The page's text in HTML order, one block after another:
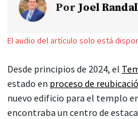
Por Joel
El audio del artículo solo está
Desde principios de 2024, el
estado en proceso de
nuevo edificio para el templo
encontraba un centro de